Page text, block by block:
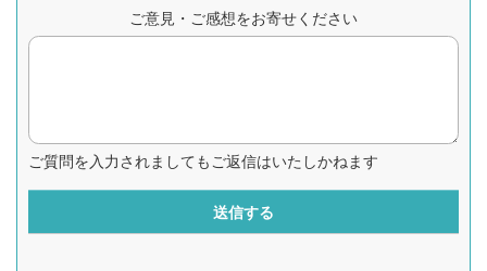
ご意見・ご感想をお寄せください
ご質問を入力されましてもご返信はいたしかねます
送信する